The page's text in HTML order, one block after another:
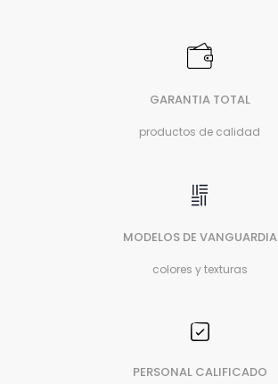
GARANTIA TOTAL
productos de calidad
MODELOS DE VANGUARDIA
colores y texturas
PERSONAL CALIFICADO